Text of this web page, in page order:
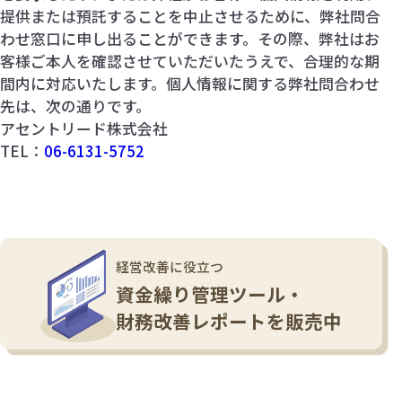
提供または預託することを中止させるために、弊社問合
わせ窓口に申し出ることができます。その際、弊社はお
客様ご本人を確認させていただいたうえで、合理的な期
間内に対応いたします。個人情報に関する弊社問合わせ
先は、次の通りです。
アセントリード株式会社
TEL： 06-6131-5752
経営改善に役立つ
資金繰り管理ツール・
財務改善レポートを販売中